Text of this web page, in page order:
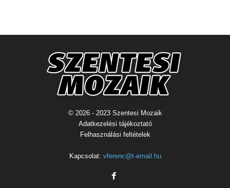
© 2026 - 2023 Szentesi Mozaik
Adatkezelési tájékoztató
Felhasználási feltételek
Kapcsolat: vferenc@t-email.hu